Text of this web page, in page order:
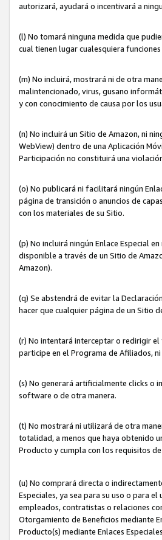
autorizará, ayudará o incentivará a
(l) No tomará ninguna medida que
cual tienen lugar cualesquiera
(m) No incluirá, mostrará ni de otra
malintencionado, virus, gusano
y con conocimiento de causa por los
(n) No incluirá un Sitio de Amazon, ni
WebView) dentro de una Aplicación
Participación no constituirá una
(o) No publicará ni facilitará ningún
página de transición o anuncios de
con los materiales de su Sitio.
(p) No incluirá ningún Enlace Especial
disponible a través de un Sitio de
Amazon).
(q) Se abstendrá de evitar la
hacer que cualquier página de un Sitio
(r) No intentará interceptar o redirigir
participe en el Programa de Afiliados,
(s) No generará artificialmente clicks o
software o de otra manera.
(t) No mostrará ni utilizará de otra
totalidad, a menos que haya obtenido
Producto y cumpla con los requisitos
(u) No comprará directa o
Especiales, ya sea para su uso o para
empleados, contratistas o relaciones
Otorgamiento de Beneficios mediante
Producto(s) mediante Enlaces